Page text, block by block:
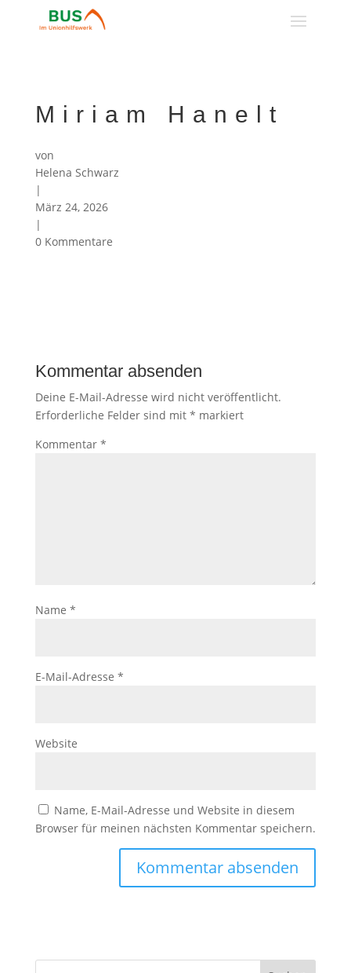
Miriam Hanelt
von
Helena Schwarz
|
März 24, 2026
|
0 Kommentare
Kommentar absenden
Deine E-Mail-Adresse wird nicht veröffentlicht.
Erforderliche Felder sind mit * markiert
Kommentar *
Name *
E-Mail-Adresse *
Website
Name, E-Mail-Adresse und Website in diesem
Browser für meinen nächsten Kommentar speichern.